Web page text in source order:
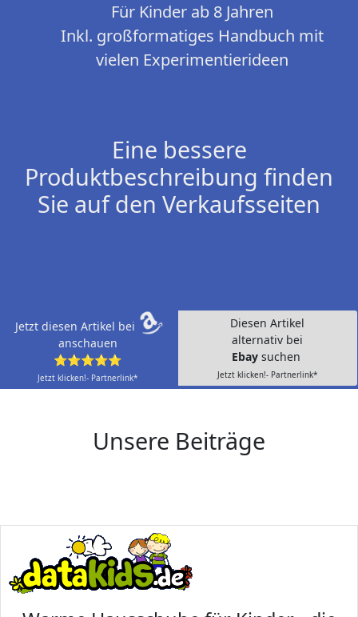
Für Kinder ab 8 Jahren
Inkl. großformatiges Handbuch mit
vielen Experimentierideen
Eine bessere
Produktbeschreibung finden
Sie auf den Verkaufsseiten
Jetzt diesen Artikel bei
anschauen
⭐⭐⭐⭐⭐
Jetzt klicken!- Partnerlink*
Diesen Artikel
alternativ bei
Ebay suchen
Jetzt klicken!- Partnerlink*
Unsere Beiträge